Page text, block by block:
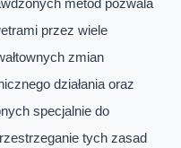
metod pozwala
przez wiele
zmian
działania oraz
specjalnie do
tych zasad